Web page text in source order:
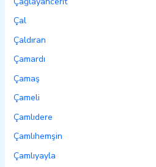
Çal
Çaldıran
Çamardı
Çamaş
Çameli
Çamlıdere
Çamlıhemşin
Çamlıyayla